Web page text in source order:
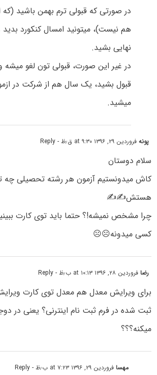
در صورتی که قبولی ترم بهمن باشید (که
هم نیست)، میتونید امسال کنکورد
نهایی بشید.
در غیر این صورت، قبولی تون لغو میشه و
قبول بشید، یک سال هم از شرکت در
میشید.
پونهفروردین ۲۹, ۱۳۹۶ at ۹:۳۰ ق٫ظ - Reply
سلام دوستان
کاش میدونستیم آزمون هر رشته تحصیلی چه
هستش✍✍
چرا مشخص نمیشه!؟ حتما باید توی کارت
کسی میدونه☹☹
رضافروردین ۲۸, ۱۳۹۶ at ۱۰:۱۳ ب٫ظ - Reply
برای ویرایش معدل هم معدل توی کارت
ثبت شده در فرم ثبت نام اینترنی؟ یعنی در
میکنه؟؟؟
مهسافروردین ۲۹, ۱۳۹۶ at ۷:۲۳ ب٫ظ - Reply